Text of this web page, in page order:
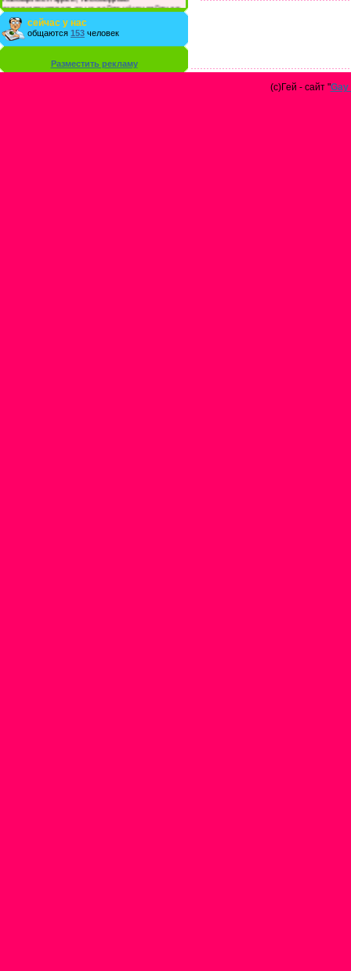
зарегистрироваться на сайте и/или войти со
своими логином и паролем.
сейчас у нас
общаются 153 человек
Разместить рекламу
(с)Гей - сайт "Gay